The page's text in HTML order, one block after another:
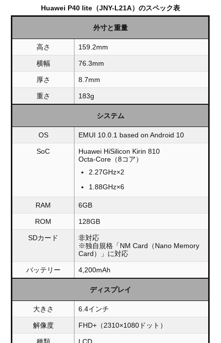
Huawei P40 lite（JNY-L21A）のスペック表
外寸と重量
高さ 159.2mm
横幅 76.3mm
厚さ 8.7mm
重さ 183g
システム
OS EMUI 10.0.1 based on Android 10
SoC
Huawei HiSilicon Kirin 810
Octa-Core（8コア）
2.27GHz×2
1.88GHz×6
RAM 6GB
ROM 128GB
SDカード
非対応
※独自規格「NM Card（Nano Memory
Card）」に対応
バッテリー 4,200mAh
ディスプレイ
大きさ 6.4インチ
解像度 FHD+（2310×1080ドット）